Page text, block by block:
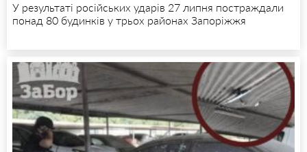
У результаті російських ударів 27 липня постраждали
понад 80 будинків у трьох районах Запоріжжя